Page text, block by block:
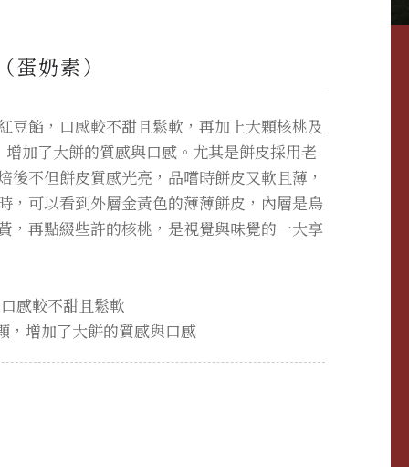
奶素）
豆餡，口感較不甜且鬆軟，再加上大顆核桃及
加了大餅的質感與口感。尤其是餅皮採用老
後不但餅皮質感光亮，品嚐時餅皮又軟且薄，
，可以看到外層金黃色的薄薄餅皮，內層是烏
，再點綴些許的核桃，是視覺與味覺的一大享
感較不甜且鬆軟
增加了大餅的質感與口感